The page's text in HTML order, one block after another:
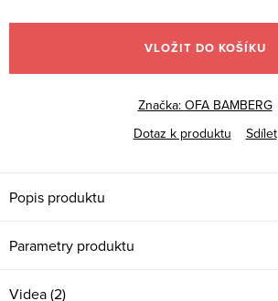
cena:
VLOŽIT DO KOŠÍKU
Značka: OFA BAMBERG
Dotaz k produktu
Sdílet
Popis produktu
Parametry produktu
Videa (2)